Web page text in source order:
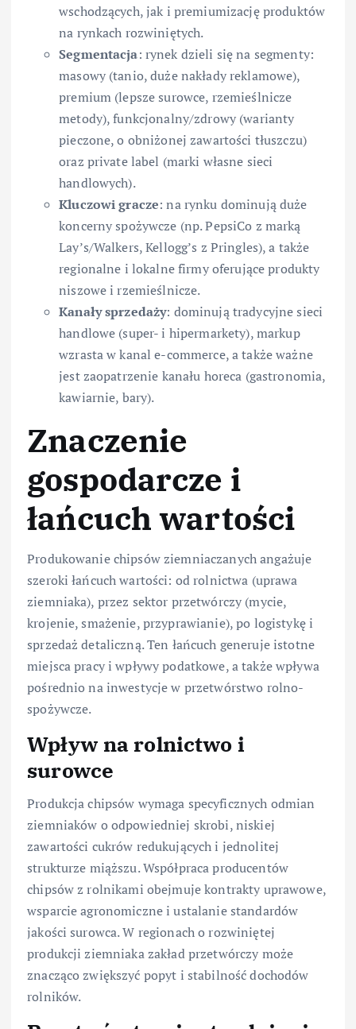
wschodzących, jak i premiumizację produktów
na rynkach rozwiniętych.
Segmentacja: rynek dzieli się na segmenty:
masowy (tanio, duże nakłady reklamowe),
premium (lepsze surowce, rzemieślnicze
metody), funkcjonalny/zdrowy (warianty
pieczone, o obniżonej zawartości tłuszczu)
oraz private label (marki własne sieci
handlowych).
Kluczowi gracze: na rynku dominują duże
koncerny spożywcze (np. PepsiCo z marką
Lay’s/Walkers, Kellogg’s z Pringles), a także
regionalne i lokalne firmy oferujące produkty
niszowe i rzemieślnicze.
Kanały sprzedaży: dominują tradycyjne sieci
handlowe (super- i hipermarkety), markup
wzrasta w kanal e-commerce, a także ważne
jest zaopatrzenie kanału horeca (gastronomia,
kawiarnie, bary).
Znaczenie
gospodarcze i
łańcuch wartości
Produkowanie chipsów ziemniaczanych angażuje
szeroki łańcuch wartości: od rolnictwa (uprawa
ziemniaka), przez sektor przetwórczy (mycie,
krojenie, smażenie, przyprawianie), po logistykę i
sprzedaż detaliczną. Ten łańcuch generuje istotne
miejsca pracy i wpływy podatkowe, a także wpływa
pośrednio na inwestycje w przetwórstwo rolno-
spożywcze.
Wpływ na rolnictwo i
surowce
Produkcja chipsów wymaga specyficznych odmian
ziemniaków o odpowiedniej skrobi, niskiej
zawartości cukrów redukujących i jednolitej
strukturze miąższu. Współpraca producentów
chipsów z rolnikami obejmuje kontrakty uprawowe,
wsparcie agronomiczne i ustalanie standardów
jakości surowca. W regionach o rozwiniętej
produkcji ziemniaka zakład przetwórczy może
znacząco zwiększyć popyt i stabilność dochodów
rolników.